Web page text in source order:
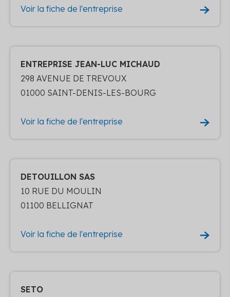
Voir la fiche de l'entreprise
ENTREPRISE JEAN-LUC MICHAUD
298 AVENUE DE TREVOUX
01000 SAINT-DENIS-LES-BOURG
Voir la fiche de l'entreprise
DETOUILLON SAS
10 RUE DU MOULIN
01100 BELLIGNAT
Voir la fiche de l'entreprise
SETO